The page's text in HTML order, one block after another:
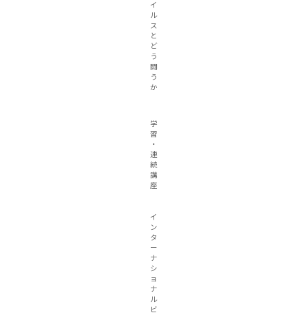
イ
ル
ス
と
ど
う
闘
う
か
学
習
・
連
続
講
座
イ
ン
タ
ー
ナ
シ
ョ
ナ
ル
ビ